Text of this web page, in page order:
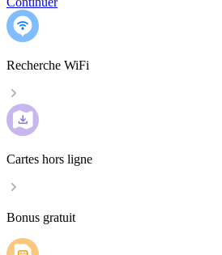
Recherche WiFi
Cartes hors ligne
Bonus gratuit